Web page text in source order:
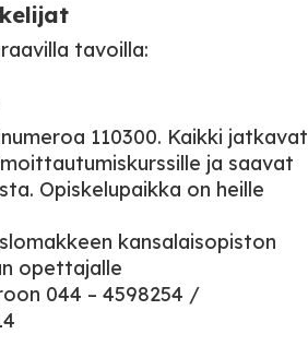
tavoilla:
110300. Kaikki jatkavat
ja saavat
Opiskelupaikka on heille
kansalaisopiston
opettajalle
044 – 4598254 /